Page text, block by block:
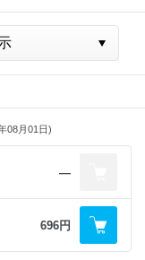
08月01日)
―
696円